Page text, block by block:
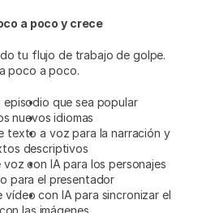
a poco y crece
tu flujo de trabajo de golpe.
poco a poco.
episodio que sea popular
nuevos idiomas
texto a voz para la narración y
descriptivos
con IA para los personajes
para el presentador
con IA para sincronizar el